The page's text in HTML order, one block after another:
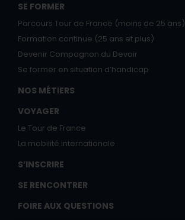
SE FORMER
Parcours Tour de France (moins de 25 ans)
Formation continue (25 ans et plus)
Devenir Compagnon du Devoir
Se former en situation d’handicap
NOS MÉTIERS
VOYAGER
Le Tour de France
La mobilité internationale
S’INSCRIRE
SE RENCONTRER
FOIRE AUX QUESTIONS